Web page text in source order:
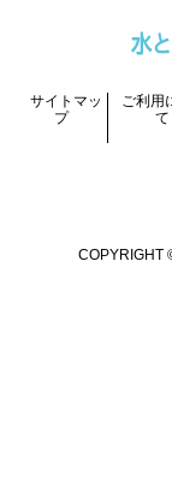
COPYRIGHT
サイトマッ
プ
ご利用
て